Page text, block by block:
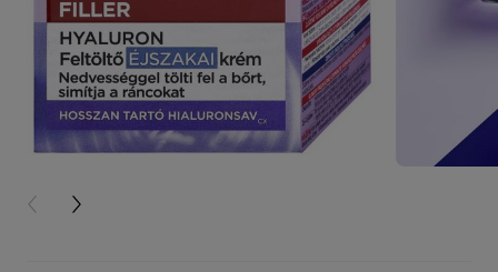
PREVIOUS CARD
NEXT CARD